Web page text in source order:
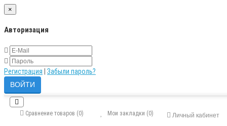
×
Авторизация
Регистрация Забыли пароль?
Личный кабинет
Мои закладки (0)
Сравнение товаров (0)